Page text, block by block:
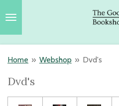
hoofdinhoud
Home » Webshop » Dvd's
Dvd's